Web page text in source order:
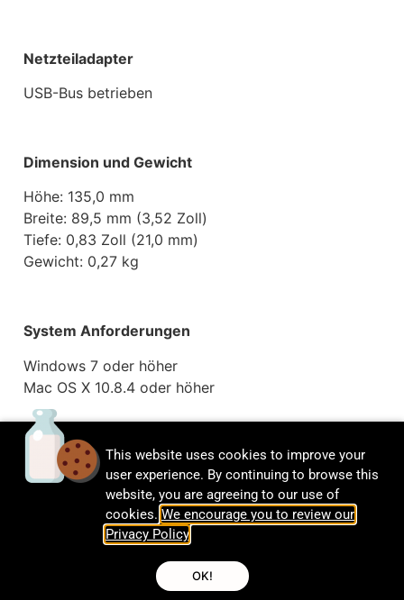
Netzteiladapter
USB-Bus betrieben
Dimension und Gewicht
Höhe: 135,0 mm
Breite: 89,5 mm (3,52 Zoll)
Tiefe: 0,83 Zoll (21,0 mm)
Gewicht: 0,27 kg
System Anforderungen
Windows 7 oder höher
Mac OS X 10.8.4 oder höher
Umgebung
Umgebungsbetrieb
Temperatur: 0 ° C ~ 70 ° C (32 ° F ~ 158 ° F)
In der Box enthalten
This website uses cookies to improve your
user experience. By continuing to browse this
website, you are agreeing to our use of
cookies. We encourage you to review our
Privacy Policy
OK!